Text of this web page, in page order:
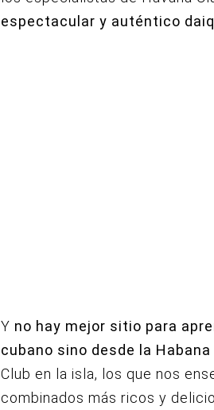
espectacular y auténtico
Y no hay mejor sitio para
cubano sino desde la Habana
Club en la isla, los que nos
combinados más ricos y